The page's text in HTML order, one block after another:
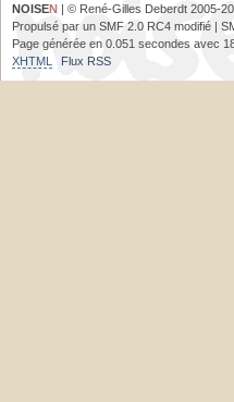
NOISEN | © René-Gilles Deberdt 2005-
Propulsé par un SMF 2.0 RC4 modifié |
Page générée en 0.051 secondes avec
XHTML
Flux RSS